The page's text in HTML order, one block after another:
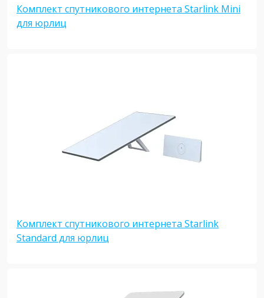
Комплект спутникового интернета Starlink Mini
для юрлиц
Комплект спутникового интернета Starlink
Standard для юрлиц